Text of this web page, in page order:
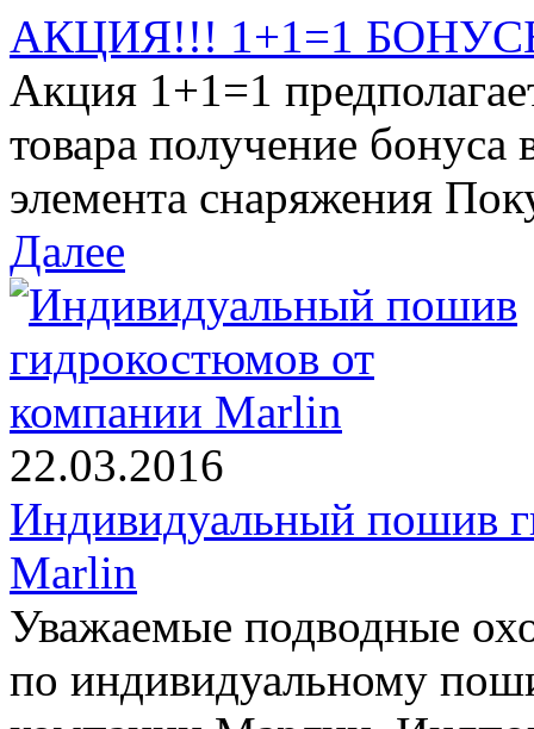
АКЦИЯ!!! 1+1=1
Акция 1+1=1
товара получение бонуса
элемента снаряжения
Далее
22.03.2016
Индивидуальный пошив
Marlin
Уважаемые подводные
по индивидуальному